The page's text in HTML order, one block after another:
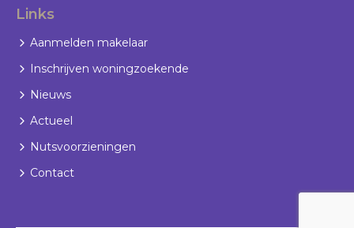
Links
Aanmelden makelaar
Inschrijven woningzoekende
Nieuws
Actueel
Nutsvoorzieningen
Contact